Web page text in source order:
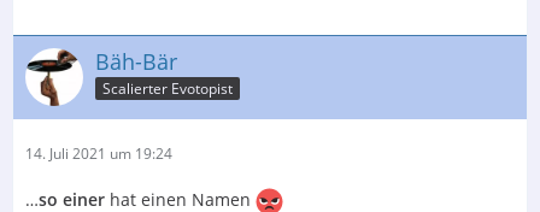
Bäh-Bär
Scalierter Evotopist
14. Juli 2021 um 19:24
…so einer hat einen Namen